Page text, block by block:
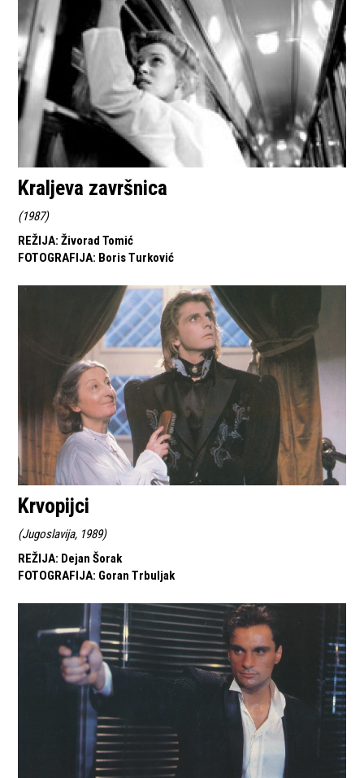
Kraljeva završnica
(1987)
REŽIJA: Živorad Tomić
FOTOGRAFIJA: Boris Turković
Krvopijci
(Jugoslavija, 1989)
REŽIJA: Dejan Šorak
FOTOGRAFIJA: Goran Trbuljak